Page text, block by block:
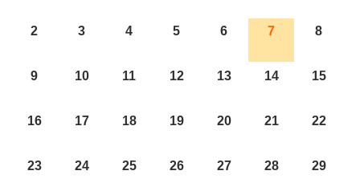
2 3 4 5 6 7 8
9 10 11 12 13 14 15
16 17 18 19 20 21 22
23 24 25 26 27 28 29